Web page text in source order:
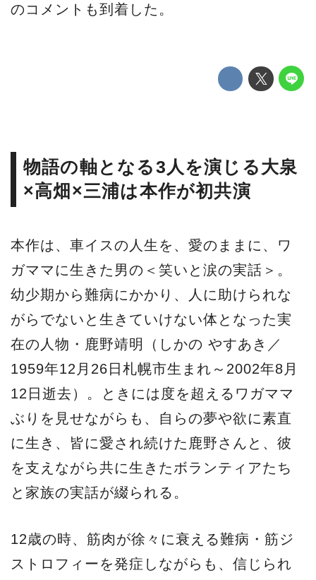
のコメントも到着した。
物語の軸となる3人を演じる大泉
×高畑×三浦は本作が初共演
本作は、車イスの人生を、愛のままに、ワ
ガママに生きた男の＜笑いと涙の実話＞。
幼少期から難病にかかり、人に助けられな
がらでないと生きていけない体となった実
在の人物・鹿野靖明（しかの やすあき／
1959年12月26日札幌市生まれ～2002年8月
12日逝去）。ときには度を超えるワガママ
ぶりを見せながらも、自らの夢や欲に素直
に生き、皆に愛され続けた鹿野さんと、彼
を支えながら共に生きたボランティアたち
と家族の実話が綴られる。
12歳の時、筋肉が徐々に衰える難病・筋ジ
ストロフィーを発症しながらも、信じられ